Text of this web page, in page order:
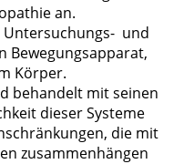
an.
Untersuchungs- und
Bewegungsapparat,
Körper.
behandelt mit seinen
dieser Systeme
die mit
zusammenhängen